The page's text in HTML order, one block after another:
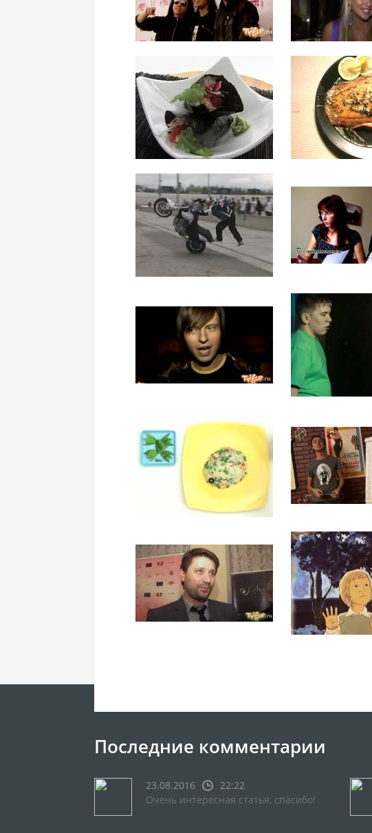
Последние комментарии
23.08.2016
22:22
Очень интересная статья, спасибо!